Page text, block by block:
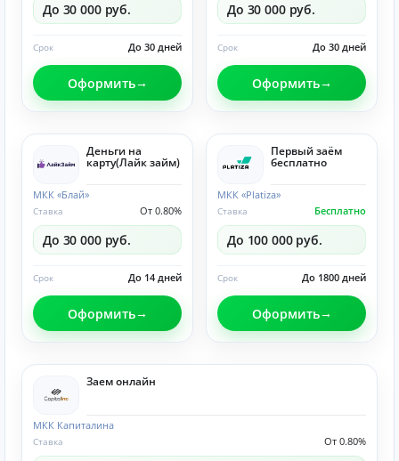
До 30 000 руб.
До 30 дней
Срок
Оформить
До 30 000 руб.
До 30 дней
Срок
Оформить
Деньги на
карту(Лайк займ)
МКК «Блай»
От 0.80%
Ставка
До 30 000 руб.
До 14 дней
Срок
Оформить
Первый заём
бесплатно
МКК «Platiza»
Бесплатно
Ставка
До 100 000 руб.
До 1800 дней
Срок
Оформить
Заем онлайн
МКК Капиталина
От 0.80%
Ставка